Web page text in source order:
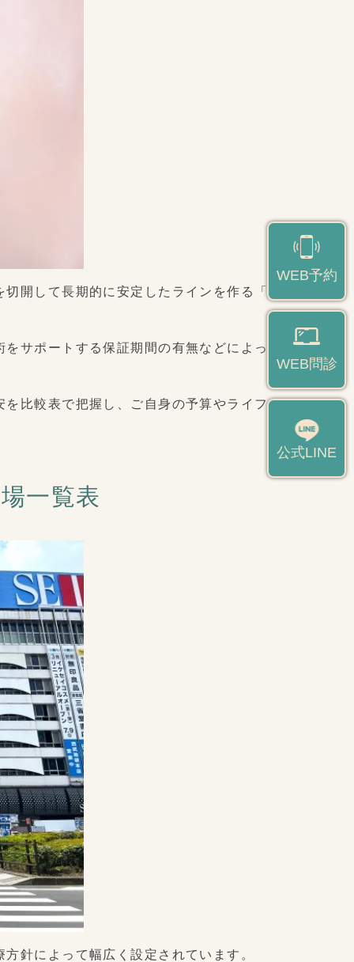
WEB予約
WEB問診
公式LINE
開して長期的に安定したラインを作る「切開
サポートする保証期間の有無などによって、
比較表で把握し、ご自身の予算やライフスタ
一覧表
針によって幅広く設定されています。